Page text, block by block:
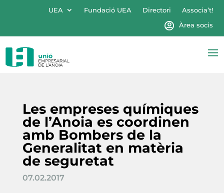
UEA Fundació UEA Directori
Associa’t!
Àrea socis
Les empreses químiques
de l’Anoia es coordinen
amb Bombers de la
Generalitat en matèria
de seguretat
07.02.2017